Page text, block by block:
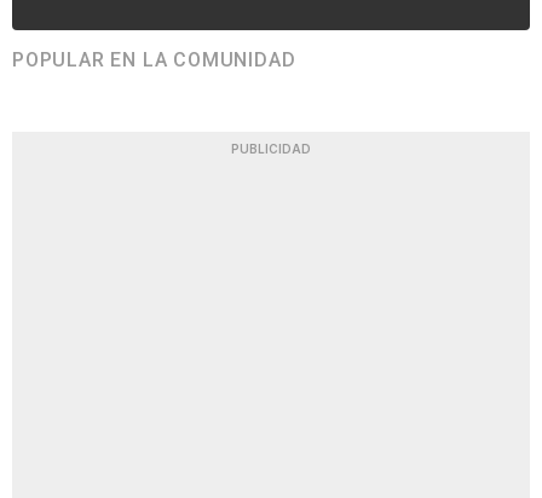
POPULAR EN LA COMUNIDAD
PUBLICIDAD